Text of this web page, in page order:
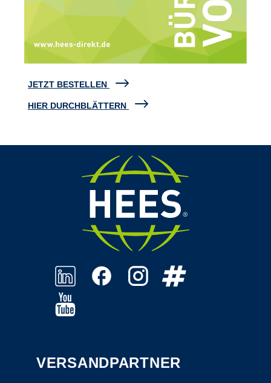
JETZT BESTELLEN
HIER DURCHBLÄTTERN
VERSANDPARTNER